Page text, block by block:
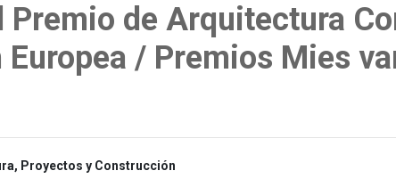
Premio de Arquitectura
Europea / Premios Mies
Proyectos y Construcción